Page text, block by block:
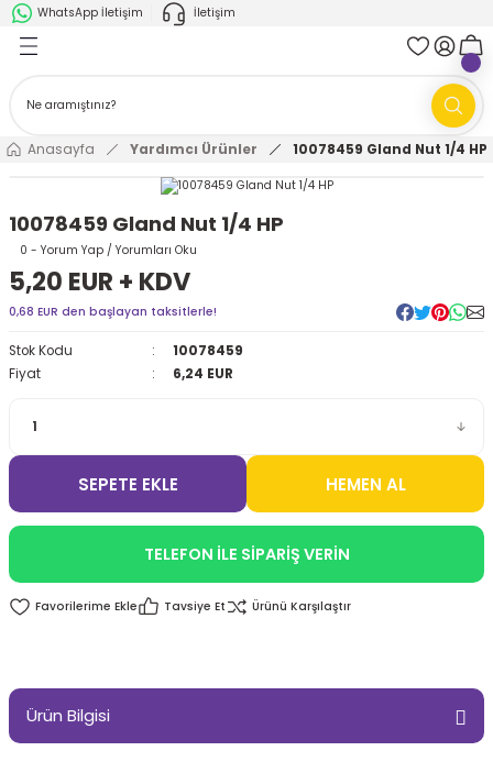
WhatsApp İletişim İletişim
Geri Dön
AMR'ler
Ark Kaynağı Robotları
Ark Kaynağı Robotları
Boya Robotları
Geri Dön
Anasayfa Yardımcı Ürünler 10078459 Gland Nut 1/4 HP
10078459 Gland Nut 1/4 HP
0 - Yorum Yap / Yorumları Oku
5,20 EUR + KDV
0,68 EUR den başlayan taksitlerle!
Stok Kodu
10078459
Fiyat
6,24 EUR
SEPETE EKLE HEMEN AL
TELEFON İLE SİPARİŞ VERİN
Tavsiye Et Ürünü Karşılaştır
Ürün Bilgisi